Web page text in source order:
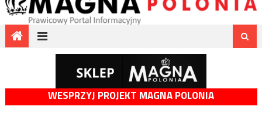
WESPRZYJ PROJEKT MAGNA POLONIA